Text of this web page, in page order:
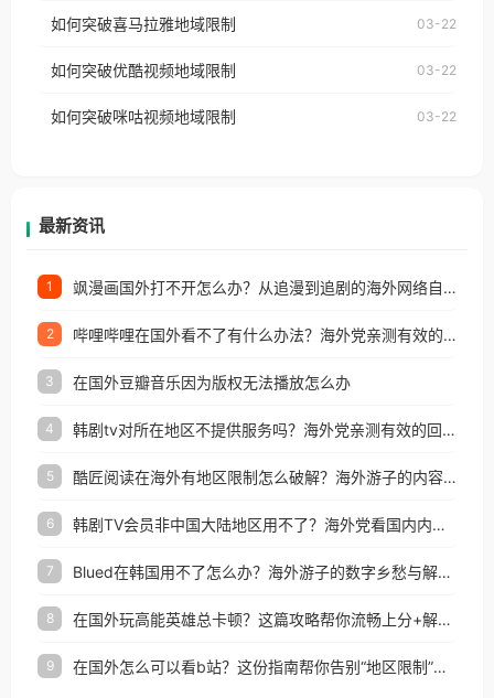
台湾、美国、加拿大、澳大利亚、欧洲等国家和地区
权限制所困扰。
国、加拿大、澳大利亚、欧洲等国家和地区时，网易
制问题，且仅能在中国大陆地区播放。 遇到这个问题
户收听网易云音乐地区版权限制」的问题，无论人在
如何突破喜马拉雅地域限制 03-22
如何突破优酷视频地域限制 03-22
如何突破咪咕视频地域限制 03-22
最新资讯
1 飒漫画国外打不开怎么办？从追漫到追剧的海外网络自由之路
2 哔哩哔哩在国外看不了有什么办法？海外党亲测有效的回国加速解决方案
3 在国外豆瓣音乐因为版权无法播放怎么办
4 韩剧tv对所在地区不提供服务吗？海外党亲测有效的回国加速解决方案
5 酷匠阅读在海外有地区限制怎么破解？海外游子的内容归乡路
6 韩剧TV会员非中国大陆地区用不了？海外党看国内内容的加速器选择指南
7 Blued在韩国用不了怎么办？海外游子的数字乡愁与解决方案
8 在国外玩高能英雄总卡顿？这篇攻略帮你流畅上分+解锁国内影音自由
9 在国外怎么可以看b站？这份指南帮你告别“地区限制”的烦恼